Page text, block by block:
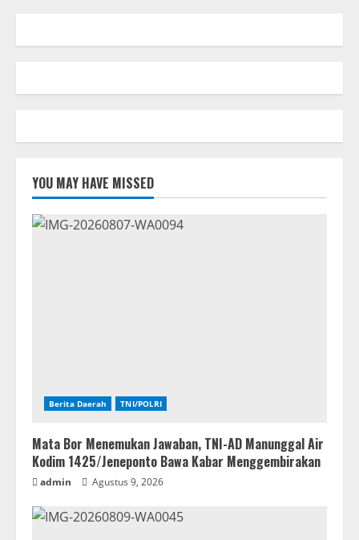
YOU MAY HAVE MISSED
Berita Daerah TNI/POLRI
Mata Bor Menemukan Jawaban, TNI-AD Manunggal Air
Kodim 1425/Jeneponto Bawa Kabar Menggembirakan
admin Agustus 9, 2026